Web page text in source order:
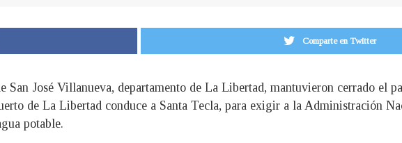
Comparte en Twitter
San José Villanueva, departamento de La Libertad, mantuvieron cerrado el
de La Libertad conduce a Santa Tecla, para exigir a la Administración
potable.